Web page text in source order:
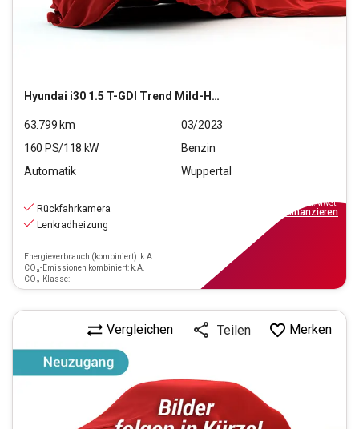
Hyundai i30 1.5 T-GDI Trend Mild-Hybrid (EURO 6d)(OPF)
63.799km
03/2023
160 PS/118 kW
Benzin
Automatik
Wuppertal
Rückfahrkamera
Lenkradheizung
Energieverbrauch (kombiniert): k.A.
CO₂-Emissionen kombiniert: k.A.
CO₂-Klasse:
inkl.MwSt.
finanzieren
Vergleichen Teilen Merken